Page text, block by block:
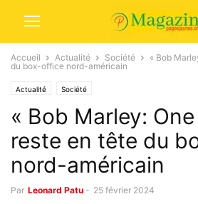
Accueil Actualité Société
« Bob
du box-office nord-américain
Actualité Société
« Bob Marley:
reste en tête du
nord-américain
Par Leonard Patu - 25 février 2024